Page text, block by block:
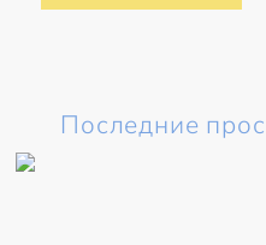
Последние